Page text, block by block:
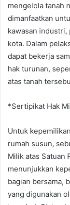
mengelola tanah
dimanfaatkan
kawasan industri,
kota. Dalam
dapat bekerja
hak turunan,
atas tanah
*Sertipikat Hak
Untuk
rumah susun,
Milik atas Satuan
menunjukkan
bagian bersama,
yang digunakan